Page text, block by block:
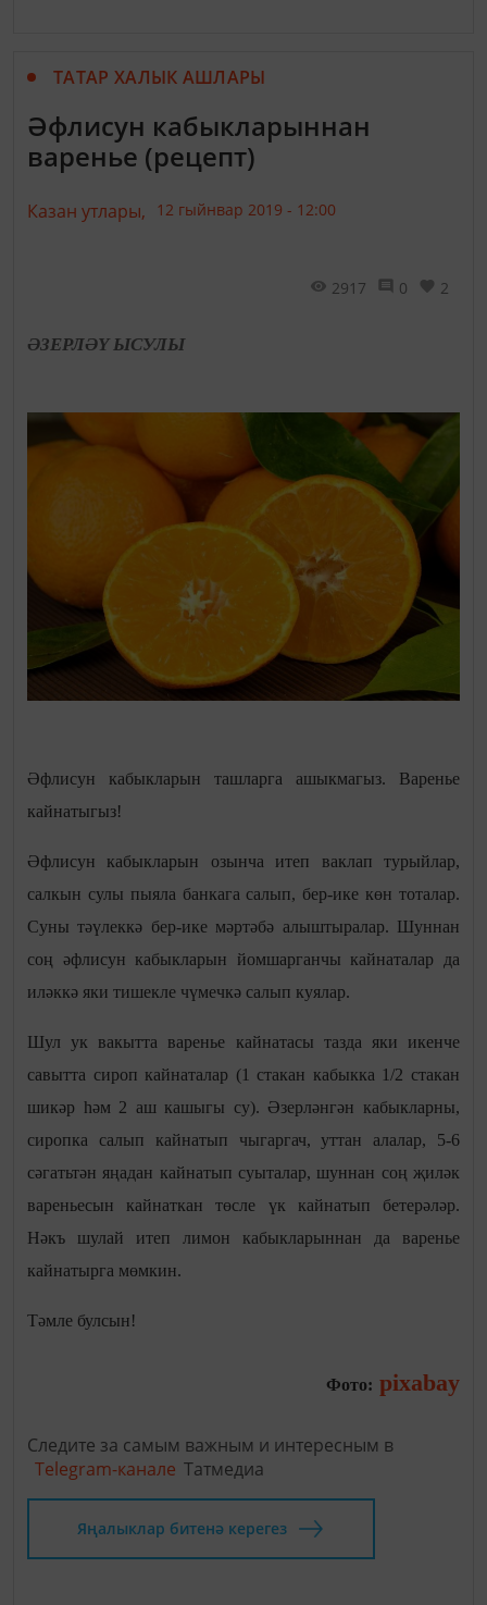
ТАТАР ХАЛЫК АШЛАРЫ
Әфлисун кабыкларыннан
варенье (рецепт)
Казан утлары, 12 гыйнвар 2019 - 12:00
2917 0 2
ӘЗЕРЛӘҮ ЫСУЛЫ
Әфлисун кабыкларын ташларга ашыкмагыз. Варенье
кайнатыгыз!
Әфлисун кабыкларын озынча итеп ваклап турыйлар,
салкын сулы пыяла банкага салып, бер-ике көн тоталар.
Суны тәүлеккә бер-ике мәртәбә алыштыралар. Шуннан
соң әфлисун кабыкларын йомшарганчы кайнаталар да
иләккә яки тишекле чүмечкә салып куялар.
Шул ук вакытта варенье кайнатасы тазда яки икенче
савытта сироп кайнаталар (1 стакан кабыкка 1/2 стакан
шикәр һәм 2 аш кашыгы су). Әзерләнгән кабыкларны,
сиропка салып кайнатып чыгаргач, уттан алалар, 5-6
сәгатьтән яңадан кайнатып суыталар, шуннан соң җиләк
вареньесын кайнаткан төсле үк кайнатып бетерәләр.
Нәкъ шулай итеп лимон кабыкларыннан да варенье
кайнатырга мөмкин.
Тәмле булсын!
Фото: pixabay
Следите за самым важным и интересным в
Telegram-канале Татмедиа
Яңалыклар битенә керегез